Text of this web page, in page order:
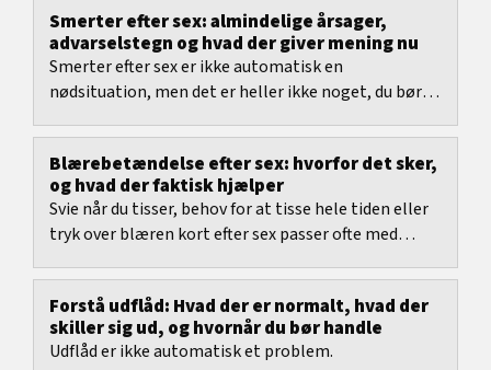
Smerter efter sex: almindelige årsager,
advarselstegn og hvad der giver mening nu
Smerter efter sex er ikke automatisk en
nødsituation, men det er heller ikke noget, du bør
Blærebetændelse efter sex: hvorfor det sker,
og hvad der faktisk hjælper
Svie når du tisser, behov for at tisse hele tiden eller
tryk over blæren kort efter sex passer ofte med
Forstå udflåd: Hvad der er normalt, hvad der
skiller sig ud, og hvornår du bør handle
Udflåd er ikke automatisk et problem.